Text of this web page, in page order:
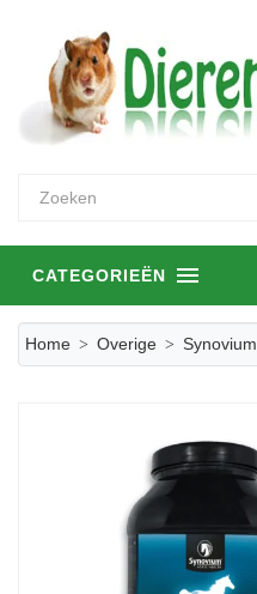
CATEGORIEËN
Home Overige Synovium